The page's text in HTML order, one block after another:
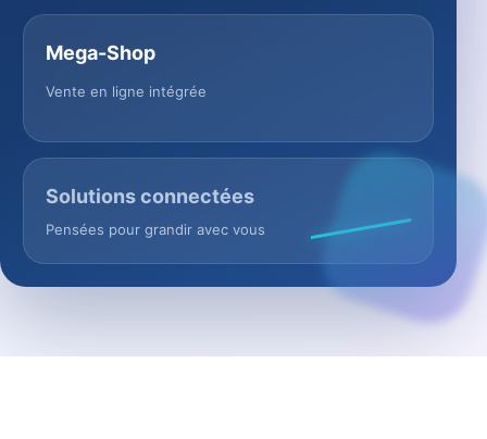
Mega-Shop
Vente en ligne intégrée
Solutions connectées
Pensées pour grandir avec vous